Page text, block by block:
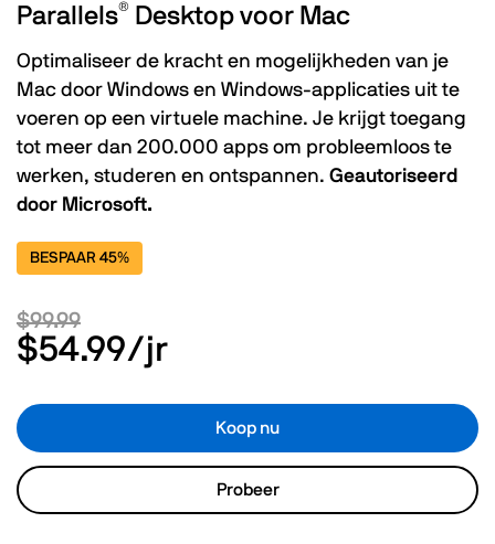
Parallels® Desktop voor Mac
Optimaliseer de kracht en mogelijkheden van je
Mac door Windows en Windows-applicaties uit te
voeren op een virtuele machine. Je krijgt toegang
tot meer dan 200.000 apps om probleemloos te
werken, studeren en ontspannen. Geautoriseerd
door Microsoft.
BESPAAR 45%
$99.99
$54.99/jr
Koop nu
Probeer